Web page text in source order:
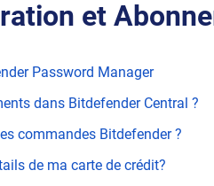
et
Password Manager
dans Bitdefender Central ?
commandes Bitdefender ?
de ma carte de crédit?